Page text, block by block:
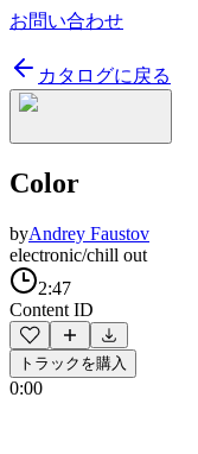
お問い合わせ
カタログに戻る
Color
byAndrey Faustov
electronic/chill out
2:47
Content ID
トラックを購入
0:00